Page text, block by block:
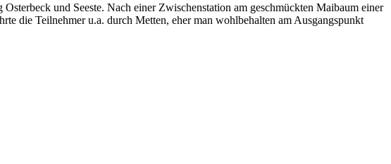
und Seeste. Nach einer Zwischenstation am geschmückten Maibaum einer
die Teilnehmer u.a. durch Metten, eher man wohlbehalten am Ausgangspunkt